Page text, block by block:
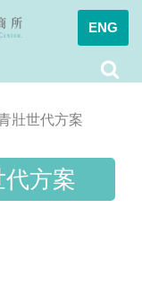
ENG
壯世代方案
代方案